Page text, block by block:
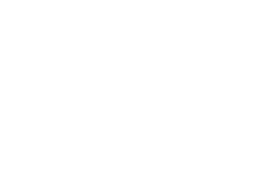
que devo fazer?
devolução?